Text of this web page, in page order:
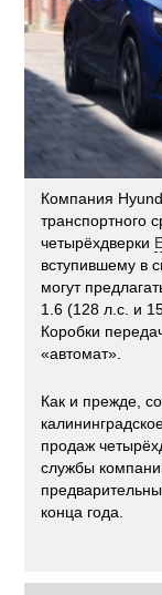
Компания
транспортного
четырёхдверки
вступившему в
могут
1.6 (128 л.с. и
Коробки
«автомат».
Как и прежде,
продаж
службы
конца года.